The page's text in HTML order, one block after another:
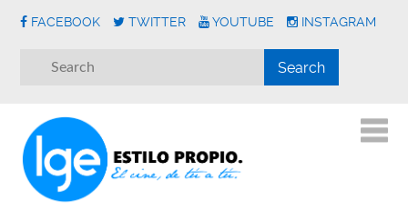
FACEBOOK TWITTER YOUTUBE INSTAGRAM